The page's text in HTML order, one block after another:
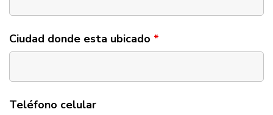
Ciudad donde esta ubicado *
Teléfono celular